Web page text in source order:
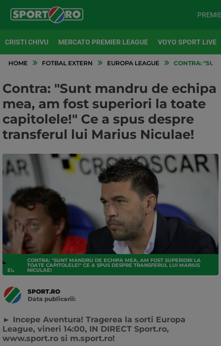
CRISTI CHIVU MERCATO PREMIER LEAGUE VOYO SPORT LIVE
HOME FOTBAL EXTERN EUROPA LEAGUE CONTRA:
Contra: "Sunt mandru de echipa
mea, am fost superiori la toate
capitolele!" Ce a spus despre
transferul lui Marius Niculae!
EUROPA LEAGUE
CONTRA: "SUNT MANDRU DE ECHIPA MEA, AM FOST SUPERIORI LA
TOATE CAPITOLELE!" CE A SPUS DESPRE TRANSFERUL LUI MARIUS
NICULAE!
SPORT.RO
Data publicarii:
► Incepe Aventura! Tragerea la sorti Europa
League, vineri 14:00, IN DIRECT Sport.ro,
www.sport.ro si m.sport.ro!